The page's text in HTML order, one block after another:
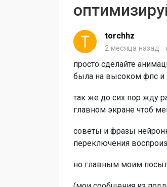
torchhz
2 месяца назад
просто сделайте
была на высоком фпс и
так же до сих пор жду
главном экране чтоб
советы и фразы
переключения
но главным моим